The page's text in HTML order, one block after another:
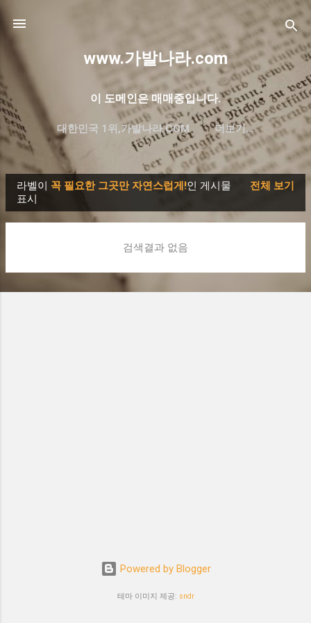
www.가발나라.com
이 도메인은 매매중입니다.
대한민국 1위,가발나라.COM 더보기…
프리미엄 한글 도메인 대방출
글
라벨이 꼭 필요한 그곳만 자연스럽게!인 게시물
표시
전체 보기
검색결과 없음
Powered by Blogger
테마 이미지 제공: sndr